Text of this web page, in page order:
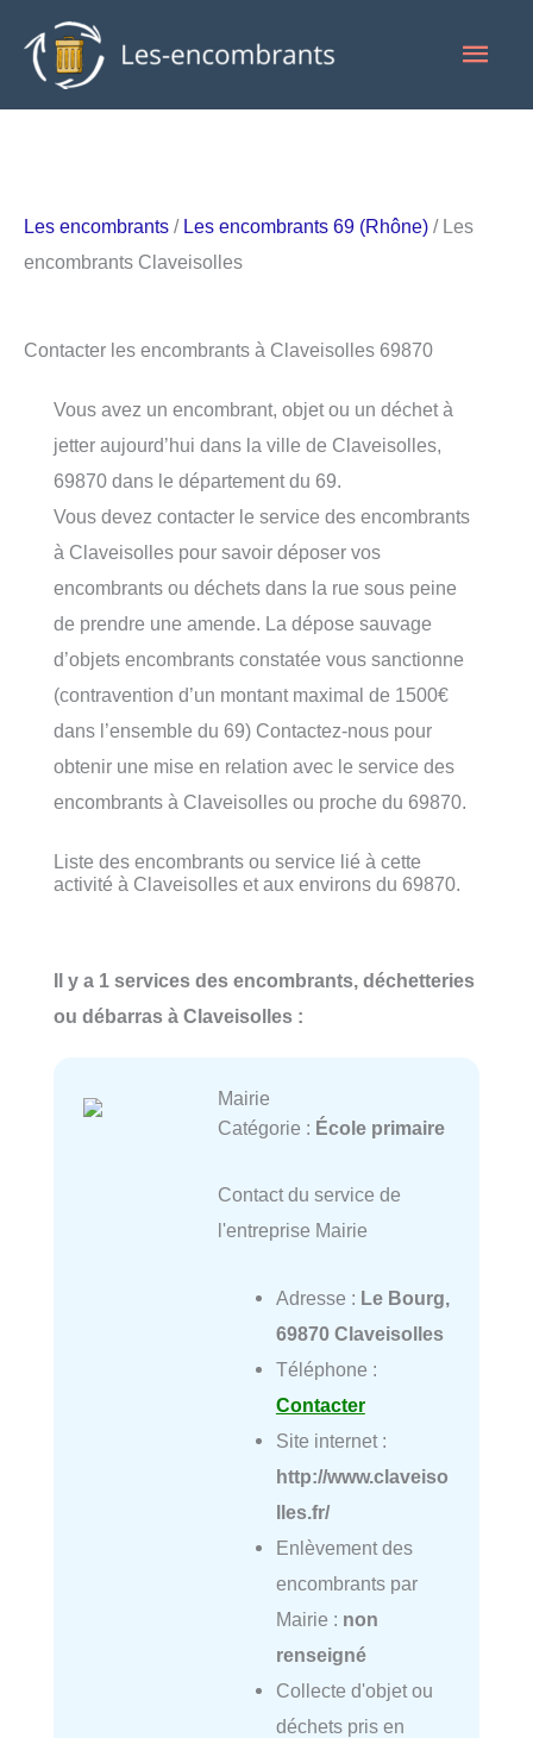
contenu
Les encombrants / Les encombrants 69 (Rhône) / Les
encombrants Claveisolles
Contacter les encombrants à Claveisolles 69870
Vous avez un encombrant, objet ou un déchet à
jetter aujourd’hui dans la ville de Claveisolles,
69870 dans le département du 69.
Vous devez contacter le service des encombrants
à Claveisolles pour savoir déposer vos
encombrants ou déchets dans la rue sous peine
de prendre une amende. La dépose sauvage
d’objets encombrants constatée vous sanctionne
(contravention d’un montant maximal de 1500€
dans l’ensemble du 69) Contactez-nous pour
obtenir une mise en relation avec le service des
encombrants à Claveisolles ou proche du 69870.
Liste des encombrants ou service lié à cette
activité à Claveisolles et aux environs du 69870.
Il y a 1 services des encombrants, déchetteries
ou débarras à Claveisolles :
Mairie
Catégorie : École primaire
Contact du service de
l'entreprise Mairie
Adresse : Le Bourg,
69870 Claveisolles
Téléphone :
Contacter
Site internet :
http://www.claveiso
lles.fr/
Enlèvement des
encombrants par
Mairie : non
renseigné
Collecte d'objet ou
déchets pris en